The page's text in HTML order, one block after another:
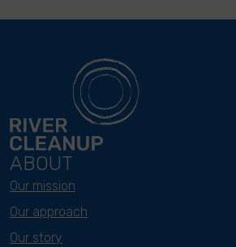
ABOUT
Our mission
Our approach
Our story